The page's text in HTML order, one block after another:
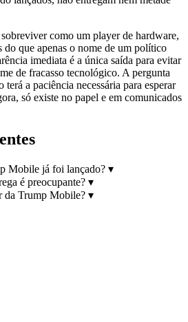
como um player de hardware,
do que apenas o nome de um político
imediata é a única saída para evitar
de fracasso tecnológico. A pergunta
a paciência necessária para esperar
só existe no papel e em comunicados
Mobile já foi lançado? ▾
é preocupante? ▾
da Trump Mobile? ▾